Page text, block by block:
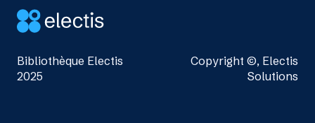
Bibliothèque Electis
2025
Copyright ©, Electis
Solutions